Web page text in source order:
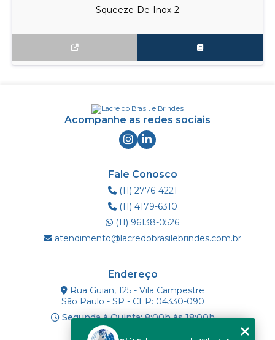
Squeeze-De-Inox-2
Acompanhe as redes sociais
Fale Conosco
(11) 2776-4221
(11) 4179-6310
(11) 96138-0526
atendimento@lacredobrasilebrindes.com.br
Endereço
Rua Guian, 125 - Vila Campestre
São Paulo - SP - CEP: 04330-090
Segunda à Quinta: 8:00h às 18:00h